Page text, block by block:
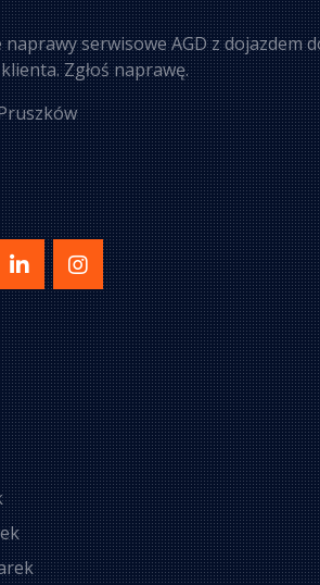
serwisowe AGD z dojazdem
Zgłoś naprawę.